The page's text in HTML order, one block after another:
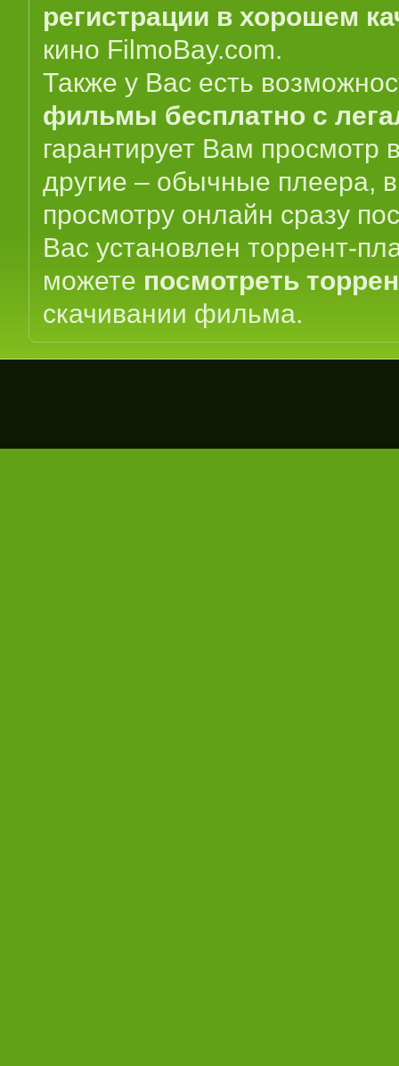
регистрации в хорошем
кино FilmoBay.com.
Также у Вас есть
фильмы бесплатно с
гарантирует Вам просмотр
другие – обычные плеера,
просмотру онлайн сразу
Вас установлен торрент-
можете посмотреть
скачивании фильма.